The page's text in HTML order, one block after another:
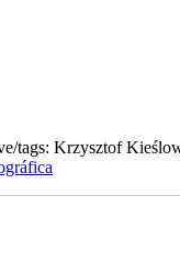
tags: Krzysztof